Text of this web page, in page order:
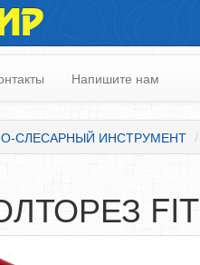
Напишите нам
СЛЕСАРНЫЙ ИНСТРУМЕНТ
FIT